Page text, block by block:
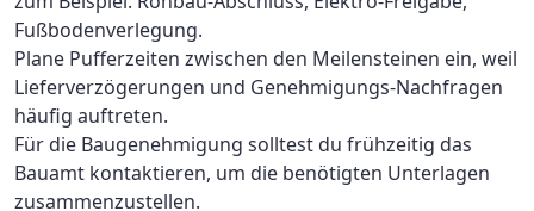
Fußbodenverlegung.
Plane Pufferzeiten zwischen den Meilensteinen ein, weil
Lieferverzögerungen und Genehmigungs‑Nachfragen
häufig auftreten.
Für die Baugenehmigung solltest du frühzeitig das
Bauamt kontaktieren, um die benötigten Unterlagen
zusammenzustellen.